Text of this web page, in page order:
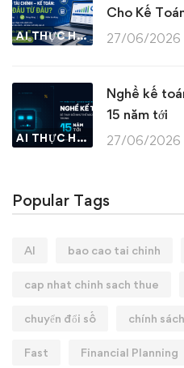
AI THỰC HÀNH
Cho Kế
27/06/2026
AI THỰC HÀNH
Nghề kế
15 năm tới
27/06/2026
Popular Tags
AI bao cao tai chinh
cap nhat chinh sach thue
chuyển đổi số chính
Fast Financial Planning